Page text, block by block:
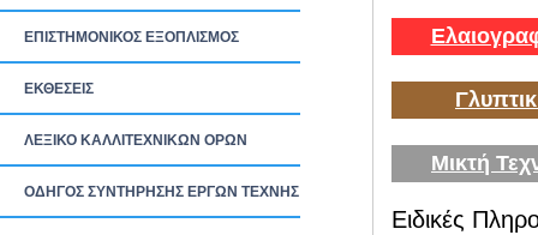
ΕΠΙΣΤΗΜΟΝΙΚΟΣ ΕΞΟΠΛΙΣΜΟΣ
ΕΚΘΕΣΕΙΣ
ΛΕΞΙΚΟ ΚΑΛΛΙΤΕΧΝΙΚΩΝ ΟΡΩΝ
ΟΔΗΓΟΣ ΣΥΝΤΗΡΗΣΗΣ ΕΡΓΩΝ ΤΕΧΝΗΣ
Μικτή
Ειδικές